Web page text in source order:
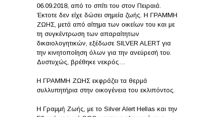
06.09.2018, από το σπίτι του στον Πειραιά.
Έκτοτε δεν είχε δώσει σημεία ζωής. Η ΓΡΑΜΜΗ
ΖΩΗΣ, μετά από αίτημα των οικείων του και με
τη συγκέντρωση των απαραίτητων
δικαιολογητικών, εξέδωσε SILVER ALERT για
την κινητοποίηση όλων για την ανεύρεσή του.
Δυστυχώς, βρέθηκε νεκρός…
Η ΓΡΑΜΜΗ ΖΩΗΣ εκφράζει τα θερμά
συλλυπητήρια στην οικογένεια του εκλιπόντος.
Η Γραμμή Ζωής, με το Silver Alert Hellas και την